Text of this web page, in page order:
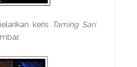
keris Taming Sari